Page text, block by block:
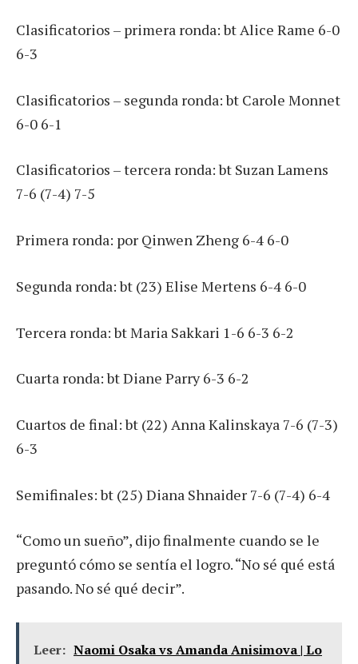
Clasificatorios – primera ronda: bt Alice Rame 6-0
6-3
Clasificatorios – segunda ronda: bt Carole Monnet
6-0 6-1
Clasificatorios – tercera ronda: bt Suzan Lamens
7-6 (7-4) 7-5
Primera ronda: por Qinwen Zheng 6-4 6-0
Segunda ronda: bt (23) Elise Mertens 6-4 6-0
Tercera ronda: bt Maria Sakkari 1-6 6-3 6-2
Cuarta ronda: bt Diane Parry 6-3 6-2
Cuartos de final: bt (22) Anna Kalinskaya 7-6 (7-3)
6-3
Semifinales: bt (25) Diana Shnaider 7-6 (7-4) 6-4
“Como un sueño”, dijo finalmente cuando se le
preguntó cómo se sentía el logro. “No sé qué está
pasando. No sé qué decir”.
Leer: Naomi Osaka vs Amanda Anisimova | Lo